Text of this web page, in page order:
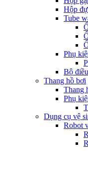
Hộp
Tube
Phụ
Bộ
Thang hồ bơi
Thang
Phụ
Dụng cụ vệ
Robot